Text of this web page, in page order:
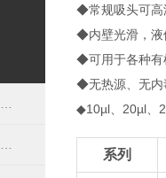
◆常规吸头可
◆内壁光滑，液
◆可用于各种有
◆无热源、无内
◆10µl、20µl、
系列